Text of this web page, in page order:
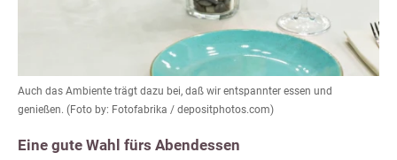
Auch das Ambiente trägt dazu bei, daß wir entspannter essen und
genießen. (Foto by: Fotofabrika / depositphotos.com)
Eine gute Wahl fürs Abendessen